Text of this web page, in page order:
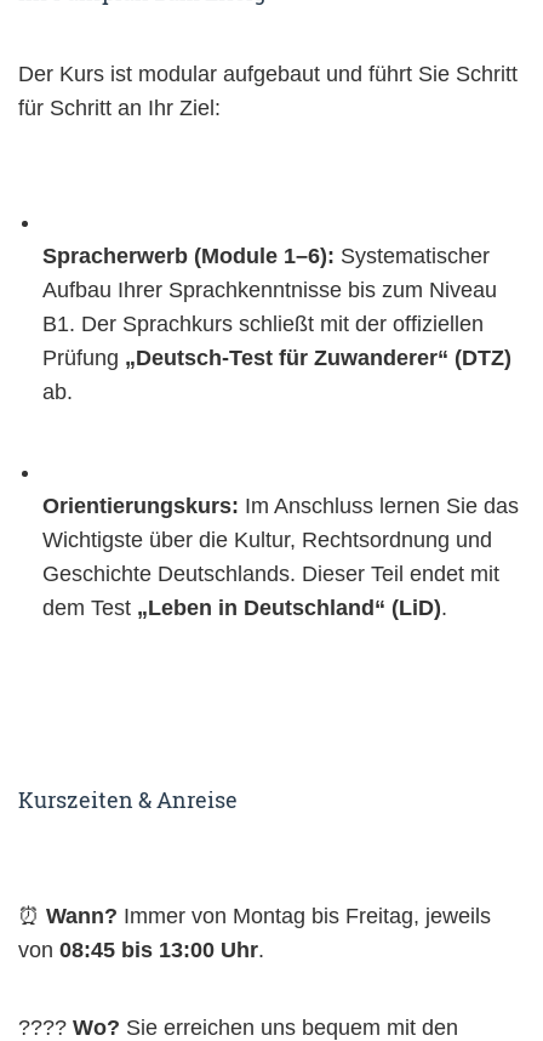
Der Kurs ist modular aufgebaut und führt Sie Schritt
für Schritt an Ihr Ziel:
Spracherwerb (Module 1–6): Systematischer
Aufbau Ihrer Sprachkenntnisse bis zum Niveau
B1. Der Sprachkurs schließt mit der offiziellen
Prüfung „Deutsch-Test für Zuwanderer“ (DTZ)
ab.
Orientierungskurs: Im Anschluss lernen Sie das
Wichtigste über die Kultur, Rechtsordnung und
Geschichte Deutschlands. Dieser Teil endet mit
dem Test „Leben in Deutschland“ (LiD).
Kurszeiten & Anreise
⏰ Wann? Immer von Montag bis Freitag, jeweils
von 08:45 bis 13:00 Uhr.
???? Wo? Sie erreichen uns bequem mit den